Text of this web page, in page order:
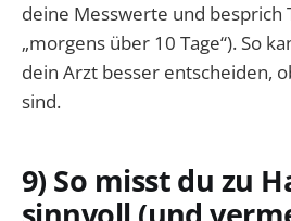
deine Messwerte und besprich
„morgens über 10 Tage“). So
dein Arzt besser entscheiden,
sind.
9) So misst du zu